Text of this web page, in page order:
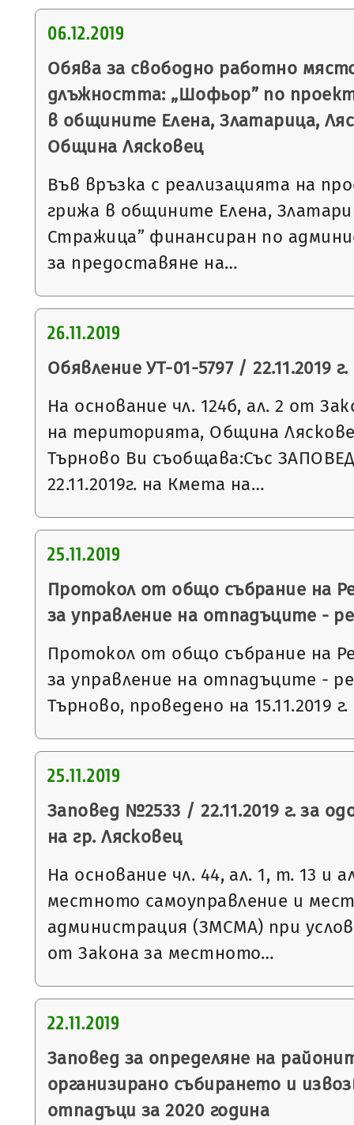
06.12.2019
Обява за свободно работно
длъжността: „Шофьор” по
в общините Елена, Златарица,
Община Лясковец
Във връзка с реализацията на
грижа в общините Елена,
Стражица” финансиран по
за предоставяне на…
26.11.2019
Обявление УТ-01-5797 / 22.11.2019 г.
На основание чл. 124б, ал. 2 от
на територията, Община
Търново Ви съобщава:Със
22.11.2019г. на Кмета на…
25.11.2019
Протокол от общо събрание на
за управление на отпадъците -
Протокол от общо събрание на
за управление на отпадъците -
Търново, проведено на 15.11.2019
25.11.2019
Заповед №2533 / 22.11.2019 г. за
на гр. Лясковец
На основание чл. 44, ал. 1, т. 13 и
местното самоуправление и
администрация (ЗМСМА) при
от Закона за местното…
22.11.2019
Заповед за определяне на
организирано събирането и
отпадъци за 2020 година